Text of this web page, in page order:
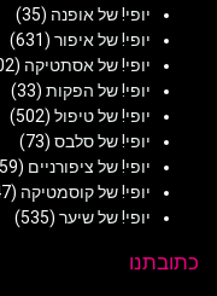
יופי! של אופנה (35)
יופי! של איפור (631)
יופי! של אסתטיקה (502)
יופי! של הפקות (33)
יופי! של טיפול (502)
יופי! של סלבס (73)
יופי! של ציפורניים (259)
יופי! של קוסמטיקה (547)
יופי! של שיער (535)
כתובתנו